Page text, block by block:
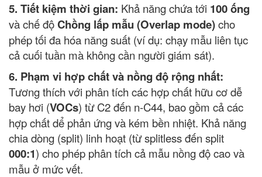
5. Tiết kiệm thời gian: Khả năng chứa tới 100 ống
và chế độChồng lấp mẫu (Overlap mode)cho
phép tối đa hóa năng suất (ví dụ: chạy mẫu liên tục
cả cuối tuần mà không cần người giám sát).
6. Phạm vi hợp chất và nồng độ rộng nhất:
Tương thích với phân tích các hợp chất hữu cơ dễ
bay hơi (VOCs) từ C2 đến n-C44, bao gồm cả các
hợp chất dể phản ứng và kém bền nhiệt. Khả năng
chia dòng (split) linh hoạt (từ splitless đến split
000:1) cho phép phân tích cả mẫu nồng độ cao và
mẫu ở mức vết.